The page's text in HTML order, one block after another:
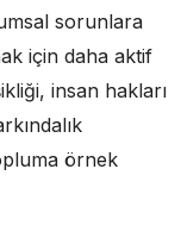
sorunlara
için daha aktif
insan hakları
örnek